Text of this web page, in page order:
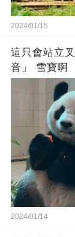
2024/01/15
這只會站立
音」 雪寶啊
2024/01/14